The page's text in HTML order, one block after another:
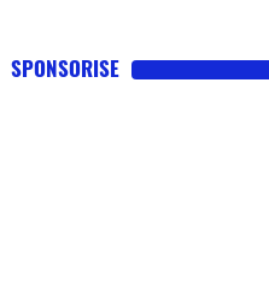
SPONSORISE